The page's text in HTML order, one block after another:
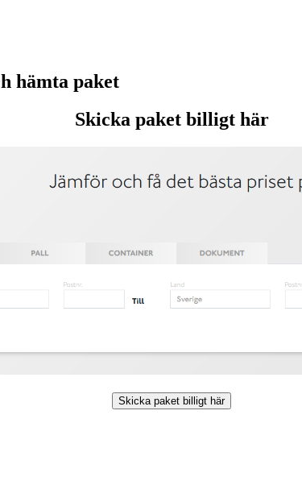
hämta paket
Skicka paket billigt här
Skicka paket billigt här